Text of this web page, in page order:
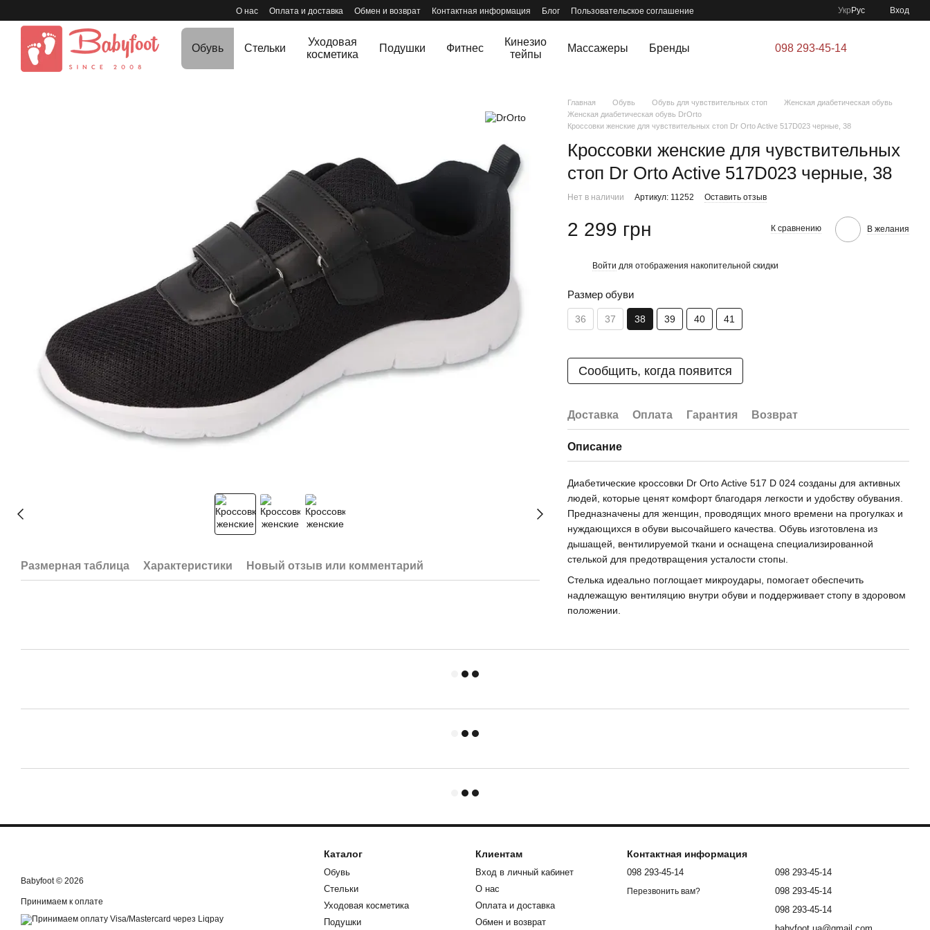
О нас Оплата и доставка Обмен и возврат Контактная информация Блог Пользовательское соглашение Укр Рус Вход
Обувь Стельки
Уходовая
косметика
Подушки Фитнес
Кинезио
тейпы
Массажеры Бренды 098 293-45-14
Размерная таблица Характеристики Новый отзыв или комментарий
Главная Обувь Обувь для чувствительных стоп
Женская диабетическая обувь
Женская диабетическая обувь DrOrto
Кроссовки женские для чувствительных стоп Dr Orto Active 517D023 черные, 38
Кроссовки женские для чувствительных
стоп Dr Orto Active 517D023 черные, 38
Нет в наличии Артикул: 11252 Оставить отзыв
2 299 грн К сравнению В желания
Войти для отображения накопительной скидки
Размер обуви
36 37 38 39 40 41
Сообщить, когда появится
Доставка Оплата Гарантия Возврат
Описание
Диабетические кроссовки Dr Orto Active 517 D 024 созданы для активных
людей, которые ценят комфорт благодаря легкости и удобству обувания.
Предназначены для женщин, проводящих много времени на прогулках и
нуждающихся в обуви высочайшего качества. Обувь изготовлена из
дышащей, вентилируемой ткани и оснащена специализированной
стелькой для предотвращения усталости стопы.
Стелька идеально поглощает микроудары, помогает обеспечить
надлежащую вентиляцию внутри обуви и поддерживает стопу в здоровом
положении.
Babyfoot © 2026
Принимаем к оплате
Каталог
Обувь
Стельки
Уходовая косметика
Подушки
Клиентам
Вход в личный кабинет
О нас
Оплата и доставка
Обмен и возврат
Контактная информация
098 293-45-14
Перезвонить вам?
098 293-45-14
098 293-45-14
098 293-45-14